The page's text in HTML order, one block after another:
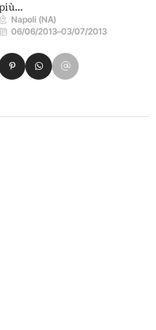
Napoli (NA)
06/06/2013–03/07/2013
Xsu LinkedIn
su Pinterest
Condividi su WhatsApp
Condividi su Email